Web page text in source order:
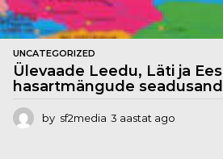
UNCATEGORIZED
Ülevaade Leedu, Läti ja
hasartmängude
by sf2media 3 aastat ago